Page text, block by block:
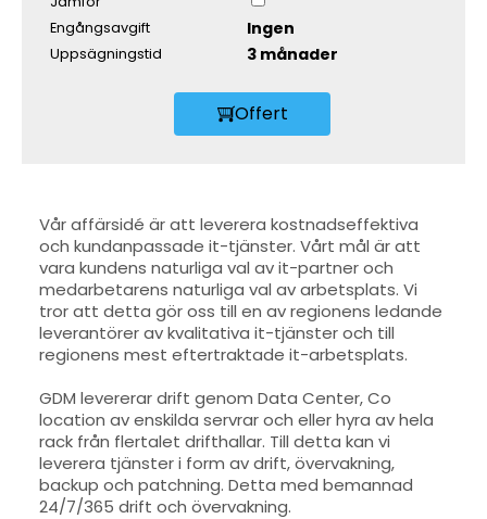
Engångsavgift
Ingen
Uppsägningstid 3 månader
Offert
Vår affärsidé är att leverera kostnadseffektiva
och kundanpassade it-tjänster. Vårt mål är att
vara kundens naturliga val av it-partner och
medarbetarens naturliga val av arbetsplats. Vi
tror att detta gör oss till en av regionens ledande
leverantörer av kvalitativa it-tjänster och till
regionens mest eftertraktade it-arbetsplats.
GDM levererar drift genom Data Center, Co
location av enskilda servrar och eller hyra av hela
rack från flertalet drifthallar. Till detta kan vi
leverera tjänster i form av drift, övervakning,
backup och patchning. Detta med bemannad
24/7/365 drift och övervakning.